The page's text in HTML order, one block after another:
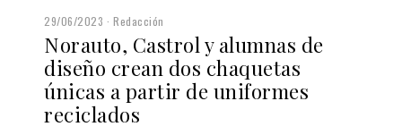
29/06/2023 Redacción
Norauto, Castrol y alumnas de
diseño crean dos chaquetas
únicas a partir de uniformes
reciclados